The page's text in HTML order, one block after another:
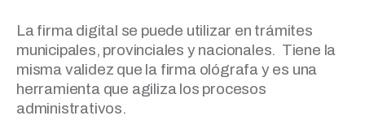
La firma digital se puede utilizar en trámites
municipales, provinciales y nacionales. Tiene la
misma validez que la firma ológrafa y es una
herramienta que agiliza los procesos
administrativos.